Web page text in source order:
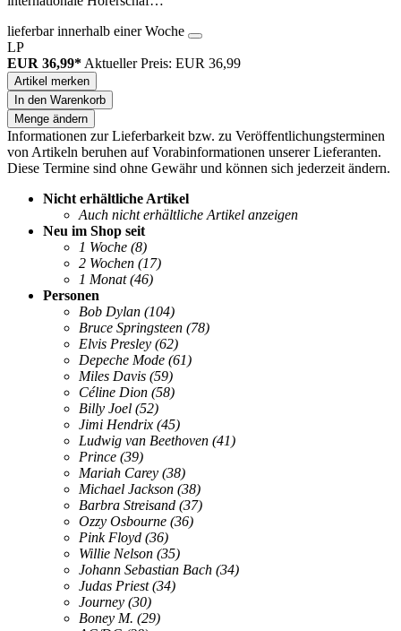
lieferbar innerhalb einer Woche
LP
EUR 36,99* Aktueller Preis: EUR 36,99
Artikel merken
In den Warenkorb
Menge ändern
Informationen zur Lieferbarkeit bzw. zu Veröffentlichungsterminen
von Artikeln beruhen auf Vorabinformationen unserer Lieferanten.
Diese Termine sind ohne Gewähr und können sich jederzeit ändern.
Nicht erhältliche Artikel
Auch nicht erhältliche Artikel anzeigen
Neu im Shop seit
1 Woche (8)
2 Wochen (17)
1 Monat (46)
Personen
Bob Dylan (104)
Bruce Springsteen (78)
Elvis Presley (62)
Depeche Mode (61)
Miles Davis (59)
Céline Dion (58)
Billy Joel (52)
Jimi Hendrix (45)
Ludwig van Beethoven (41)
Prince (39)
Mariah Carey (38)
Michael Jackson (38)
Barbra Streisand (37)
Ozzy Osbourne (36)
Pink Floyd (36)
Willie Nelson (35)
Johann Sebastian Bach (34)
Judas Priest (34)
Journey (30)
Boney M. (29)